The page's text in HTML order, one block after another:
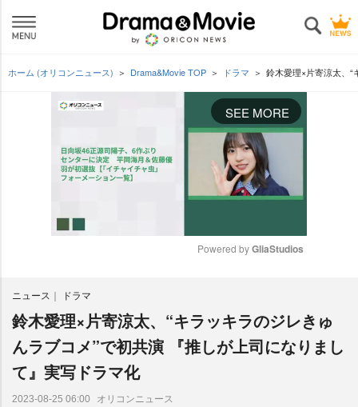
ホーム (オリコンニュース) Drama&Movie TOP ドラマ 鈴木愛理×片寄涼太、
SEE MORE
e
Powered by GliaStudios
ニュース ドラマ
鈴木愛理×片寄涼太、“キラッキラのジレきゅ
んラブコメ”で初共演 『推しが上司になりまし
て』実写ドラマ化
2023-08-25 06:00 オリコンニュース